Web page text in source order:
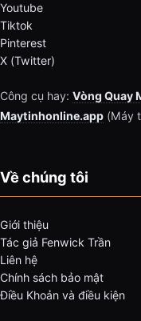
Youtube
Tiktok
Pinterest
X (Twitter)
Công cụ hay: Vòng Quay
Maytinhonline.app (Máy
Về chúng tôi
Giới thiệu
Tác giả Fenwick Trần
Liên hệ
Chính sách bảo mật
Điều Khoản và điều kiện